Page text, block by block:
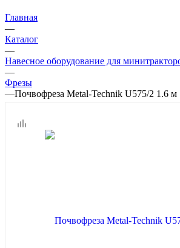
Главная
—
Каталог
—
Навесное оборудование для
—
Фрезы
—Почвофреза Metal-Technik U575/2 1.6 м